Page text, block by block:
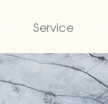
Service